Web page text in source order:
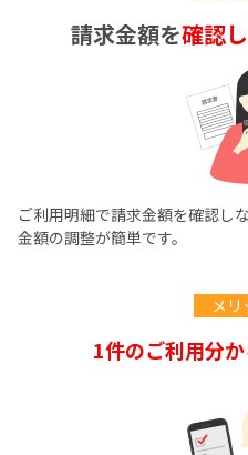
請求金額を確認
ご利用明細で請求金額を確認し
金額の調整が簡単です。
メリ
1件のご利用分か